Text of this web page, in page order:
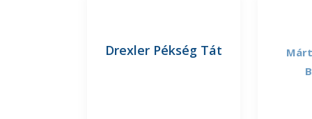
Drexler Pékség Tát